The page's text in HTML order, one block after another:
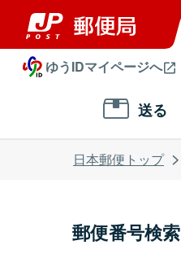
ゆうIDマイページへ
送る
日本郵便トップ
郵便番号検索